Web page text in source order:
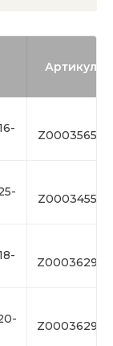
Артикул
Z00035656
Z00034556
Z00036298
Z00036299